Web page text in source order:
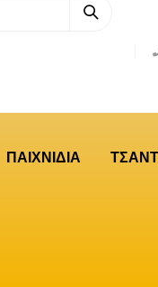
ΠΑΙΧΝΙΔΙΑ